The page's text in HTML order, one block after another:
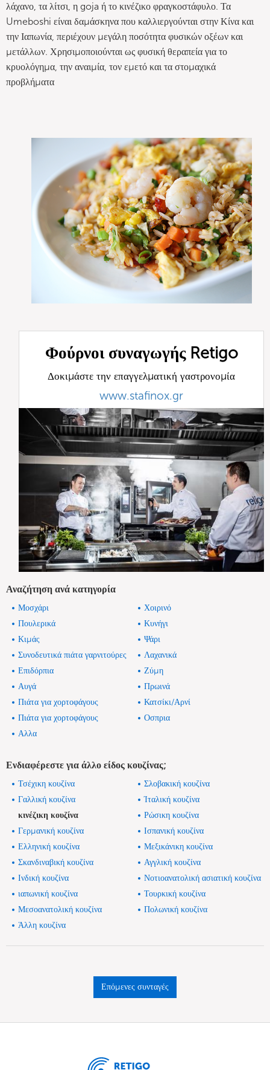
λάχανο, τα λίτσι, η goja ή το κινέζικο φραγκοστάφυλο. Τα
Umeboshi είναι δαμάσκηνα που καλλιεργούνται στην Κίνα και
την Ιαπωνία, περιέχουν μεγάλη ποσότητα φυσικών οξέων και
μετάλλων. Χρησιμοποιούνται ως φυσική θεραπεία για το
κρυολόγημα, την αναιμία, τον εμετό και τα στομαχικά
προβλήματα
Φούρνοι συναγωγής Retigo
Δοκιμάστε την επαγγελματική γαστρονομία
www.stafinox.gr
Αναζήτηση ανά κατηγορία
Μοσχάρι
Χοιρινό
Πουλερικά
Κυνήγι
Κιμάς
Ψάρι
Συνοδευτικά πιάτα γαρνιτούρες
Λαχανικά
Επιδόρπια
Ζύμη
Αυγά
Πρωινά
Πιάτα για χορτοφάγους
Κατσίκι/Αρνί
Πιάτα για χορτοφάγους
Οσπρια
Αλλα
Ενδιαφέρεστε για άλλο είδος κουζίνας;
Τσέχικη κουζίνα
Σλοβακική κουζίνα
Γαλλική κουζίνα
Ίταλική κουζίνα
κινέζικη κουζίνα
Ρώσικη κουζίνα
Γερμανική κουζίνα
Ισπανική κουζίνα
Ελληνική κουζίνα
Μεξικάνικη κουζίνα
Σκανδιναβική κουζίνα
Αγγλική κουζίνα
Ινδική κουζίνα
Νοτιοανατολική ασιατική κουζίνα
ιαπωνική κουζίνα
Τουρκική κουζίνα
Μεσοανατολική κουζίνα
Πολωνική κουζίνα
Άλλη κουζίνα
Επόμενες συνταγές